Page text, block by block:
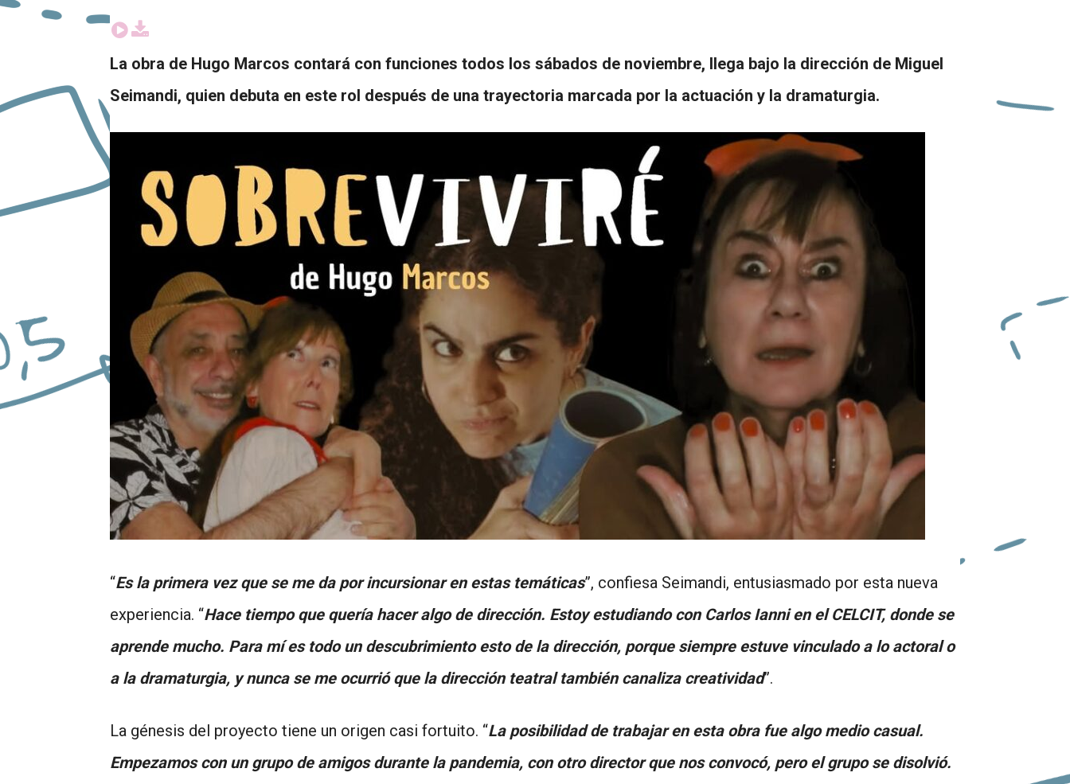
La obra de Hugo Marcos contará con funciones todos los sábados de noviembre, llega bajo la dirección de Miguel
Seimandi, quien debuta en este rol después de una trayectoria marcada por la actuación y la dramaturgia.
“Es la primera vez que se me da por incursionar en estas temáticas”, confiesa Seimandi, entusiasmado por esta nueva
experiencia. “Hace tiempo que quería hacer algo de dirección. Estoy estudiando con Carlos Ianni en el CELCIT, donde se
aprende mucho. Para mí es todo un descubrimiento esto de la dirección, porque siempre estuve vinculado a lo actoral o
a la dramaturgia, y nunca se me ocurrió que la dirección teatral también canaliza creatividad”.
La génesis del proyecto tiene un origen casi fortuito. “La posibilidad de trabajar en esta obra fue algo medio casual.
Empezamos con un grupo de amigos durante la pandemia, con otro director que nos convocó, pero el grupo se disolvió.